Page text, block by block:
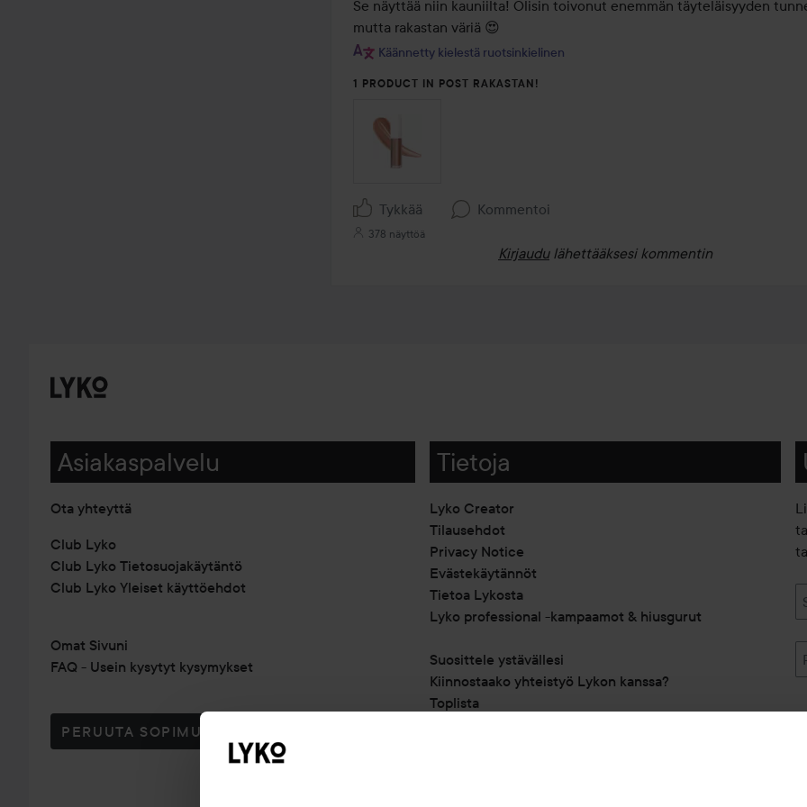
5
Se näyttää niin kauniilta! Olisin toivonut enemmän täyteläisyyden
mutta rakastan väriä 😍
Käännetty kielestä ruotsinkielinen
1 PRODUCT IN POST RAKASTAN!
Tykkää Kommentoi
378 näyttöä
Kirjaudu lähettääksesi kommentin
Asiakaspalvelu
Ota yhteyttä
Club Lyko
Club Lyko Tietosuojakäytäntö
Club Lyko Yleiset käyttöehdot
Omat Sivuni
FAQ - Usein kysytyt kysymykset
PERUUTA SOPIMUS TÄSTÄ
Tietoja
Lyko Creator
Tilausehdot
Privacy Notice
Evästekäytännöt
Tietoa Lykosta
Lyko professional -kampaamot & hiusgurut
Suosittele ystävällesi
Kiinnostaako yhteistyö Lykon kanssa?
Toplista